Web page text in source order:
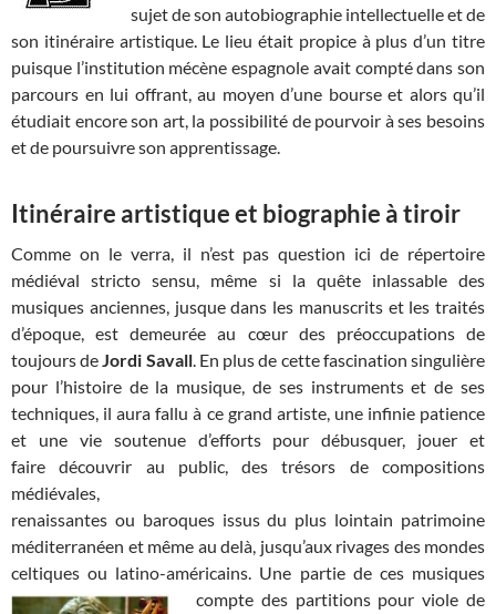
sujet de son autobiographie intellectuelle et de
son itinéraire artistique. Le lieu était propice à plus d’un titre
puisque l’institution mécène espagnole avait compté dans son
parcours en lui offrant, au moyen d’une bourse et alors qu’il
étudiait encore son art, la possibilité de pourvoir à ses besoins
et de poursuivre son apprentissage.
Itinéraire artistique et biographie à tiroir
Comme on le verra, il n’est pas question ici de répertoire
médiéval stricto sensu, même si la quête inlassable des
musiques anciennes, jusque dans les manuscrits et les traités
d’époque, est demeurée au cœur des préoccupations de
toujours deJordi Savall. En plus de cette fascination singulière
pour l’histoire de la musique, de ses instruments et de ses
techniques, il aura fallu à ce grand artiste, une infinie patience
et une vie soutenue d’efforts pour débusquer, jouer et
faire découvrir au public, des trésors de compositions
médiévales,
renaissantes ou baroques issus du plus lointain patrimoine
méditerranéen et même au delà, jusqu’aux rivages des mondes
celtiques ou latino-américains. Une partie de ces musiques
compte des partitions pour viole de